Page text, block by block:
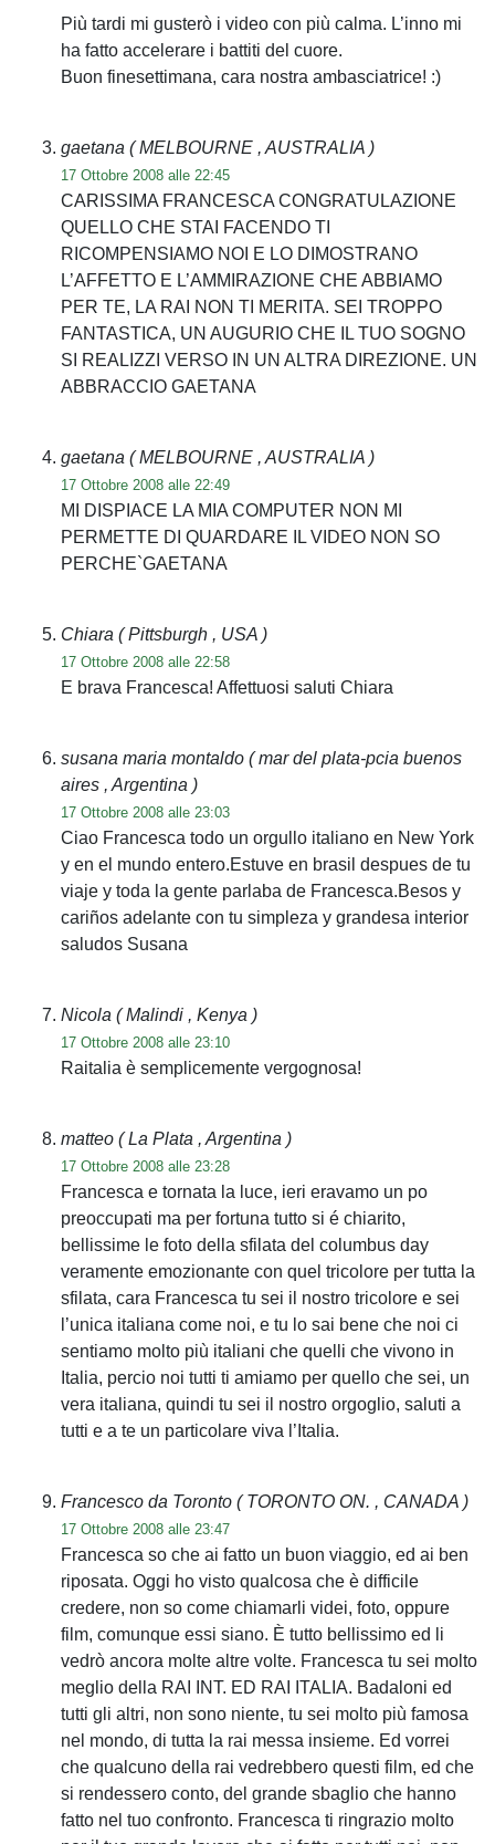
Più tardi mi gusterò i video con più calma. L’inno mi
ha fatto accelerare i battiti del cuore.
Buon finesettimana, cara nostra ambasciatrice! :)
gaetana ( MELBOURNE , AUSTRALIA )
17 Ottobre 2008 alle 22:45
CARISSIMA FRANCESCA CONGRATULAZIONE
QUELLO CHE STAI FACENDO TI
RICOMPENSIAMO NOI E LO DIMOSTRANO
L’AFFETTO E L’AMMIRAZIONE CHE ABBIAMO
PER TE, LA RAI NON TI MERITA. SEI TROPPO
FANTASTICA, UN AUGURIO CHE IL TUO SOGNO
SI REALIZZI VERSO IN UN ALTRA DIREZIONE. UN
ABBRACCIO GAETANA
gaetana ( MELBOURNE , AUSTRALIA )
17 Ottobre 2008 alle 22:49
MI DISPIACE LA MIA COMPUTER NON MI
PERMETTE DI QUARDARE IL VIDEO NON SO
PERCHE`GAETANA
Chiara ( Pittsburgh , USA )
17 Ottobre 2008 alle 22:58
E brava Francesca! Affettuosi saluti Chiara
susana maria montaldo ( mar del plata-pcia buenos
aires , Argentina )
17 Ottobre 2008 alle 23:03
Ciao Francesca todo un orgullo italiano en New York
y en el mundo entero.Estuve en brasil despues de tu
viaje y toda la gente parlaba de Francesca.Besos y
cariños adelante con tu simpleza y grandesa interior
saludos Susana
Nicola ( Malindi , Kenya )
17 Ottobre 2008 alle 23:10
Raitalia è semplicemente vergognosa!
matteo ( La Plata , Argentina )
17 Ottobre 2008 alle 23:28
Francesca e tornata la luce, ieri eravamo un po
preoccupati ma per fortuna tutto si é chiarito,
bellissime le foto della sfilata del columbus day
veramente emozionante con quel tricolore per tutta la
sfilata, cara Francesca tu sei il nostro tricolore e sei
l’unica italiana come noi, e tu lo sai bene che noi ci
sentiamo molto più italiani che quelli che vivono in
Italia, percio noi tutti ti amiamo per quello che sei, un
vera italiana, quindi tu sei il nostro orgoglio, saluti a
tutti e a te un particolare viva l’Italia.
Francesco da Toronto ( TORONTO ON. , CANADA )
17 Ottobre 2008 alle 23:47
Francesca so che ai fatto un buon viaggio, ed ai ben
riposata. Oggi ho visto qualcosa che è difficile
credere, non so come chiamarli videi, foto, oppure
film, comunque essi siano. È tutto bellissimo ed li
vedrò ancora molte altre volte. Francesca tu sei molto
meglio della RAI INT. ED RAI ITALIA. Badaloni ed
tutti gli altri, non sono niente, tu sei molto più famosa
nel mondo, di tutta la rai messa insieme. Ed vorrei
che qualcuno della rai vedrebbero questi film, ed che
si rendessero conto, del grande sbaglio che hanno
fatto nel tuo confronto. Francesca ti ringrazio molto